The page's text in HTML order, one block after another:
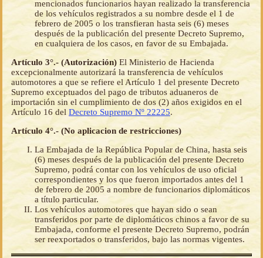
mencionados funcionarios hayan realizado la transferencia
de los vehículos registrados a su nombre desde el 1 de
febrero de 2005 o los transfieran hasta seis (6) meses
después de la publicación del presente Decreto Supremo,
en cualquiera de los casos, en favor de su Embajada.
Artículo 3°.- (Autorización) El Ministerio de Hacienda
excepcionalmente autorizará la transferencia de vehículos
automotores a que se refiere el Artículo 1 del presente Decreto
Supremo exceptuados del pago de tributos aduaneros de
importación sin el cumplimiento de dos (2) años exigidos en el
Artículo 16 del Decreto Supremo Nº 22225.
Artículo 4°.- (No aplicacion de restricciones)
La Embajada de la República Popular de China, hasta seis
(6) meses después de la publicación del presente Decreto
Supremo, podrá contar con los vehículos de uso oficial
correspondientes y los que fueron importados antes del 1
de febrero de 2005 a nombre de funcionarios diplomáticos
a título particular.
Los vehículos automotores que hayan sido o sean
transferidos por parte de diplomáticos chinos a favor de su
Embajada, conforme el presente Decreto Supremo, podrán
ser reexportados o transferidos, bajo las normas vigentes.